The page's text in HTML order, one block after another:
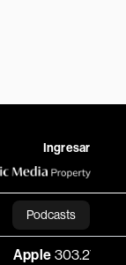
Ingresar
Podcasts
-1.74% USD